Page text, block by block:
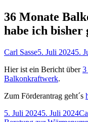
36 Monate
habe ich bisher
Autor
Carl SasseVeröffentlicht
5. Juli 20245.
Hier ist ein Bericht über3
Balkonkraftwerk.
Zum Förderantrag geht´s
Veröffentlicht
5. Juli 20245. Juli 2024